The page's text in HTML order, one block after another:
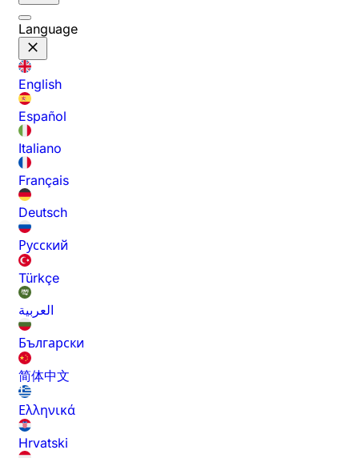
Language
English
Español
Italiano
Français
Deutsch
Русский
Türkçe
العربية
Български
简体中文
Ελληνικά
Hrvatski